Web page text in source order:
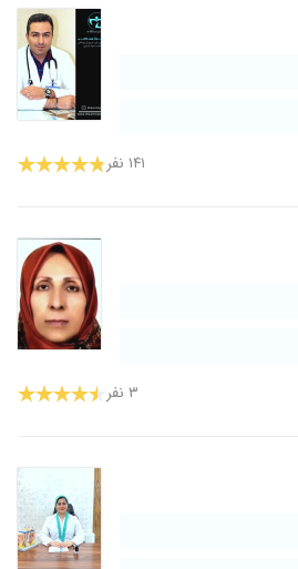
۱۴۱ نفر
۳ نفر